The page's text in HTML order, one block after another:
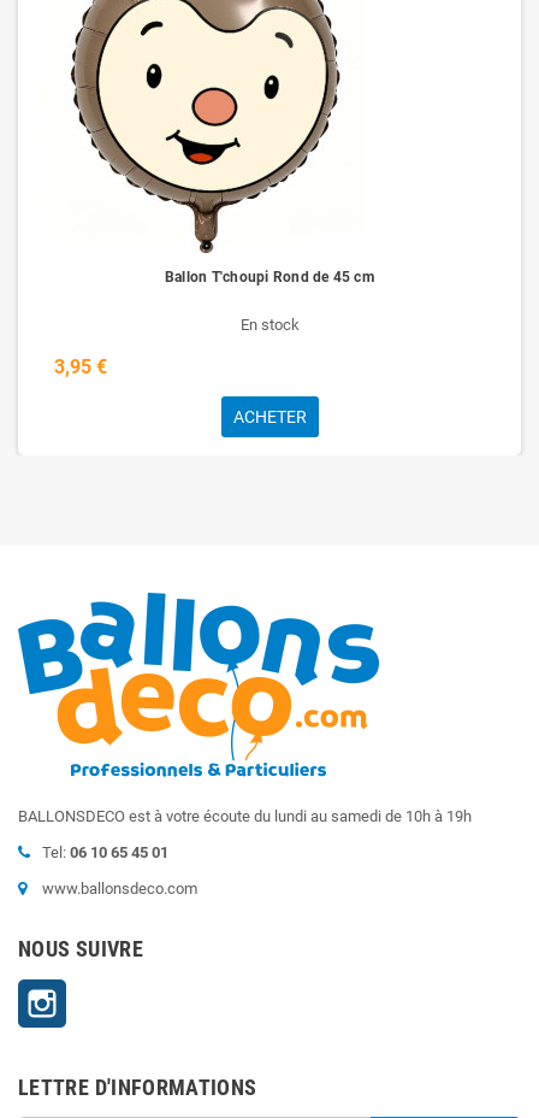
Ballon T'choupi Rond de 45 cm
En stock
3,95 €
ACHETER
BALLONSDECO est à votre écoute du lundi au samedi de 10h à 19h
Tel: 06 10 65 45 01
www.ballonsdeco.com
NOUS SUIVRE
LETTRE D'INFORMATIONS